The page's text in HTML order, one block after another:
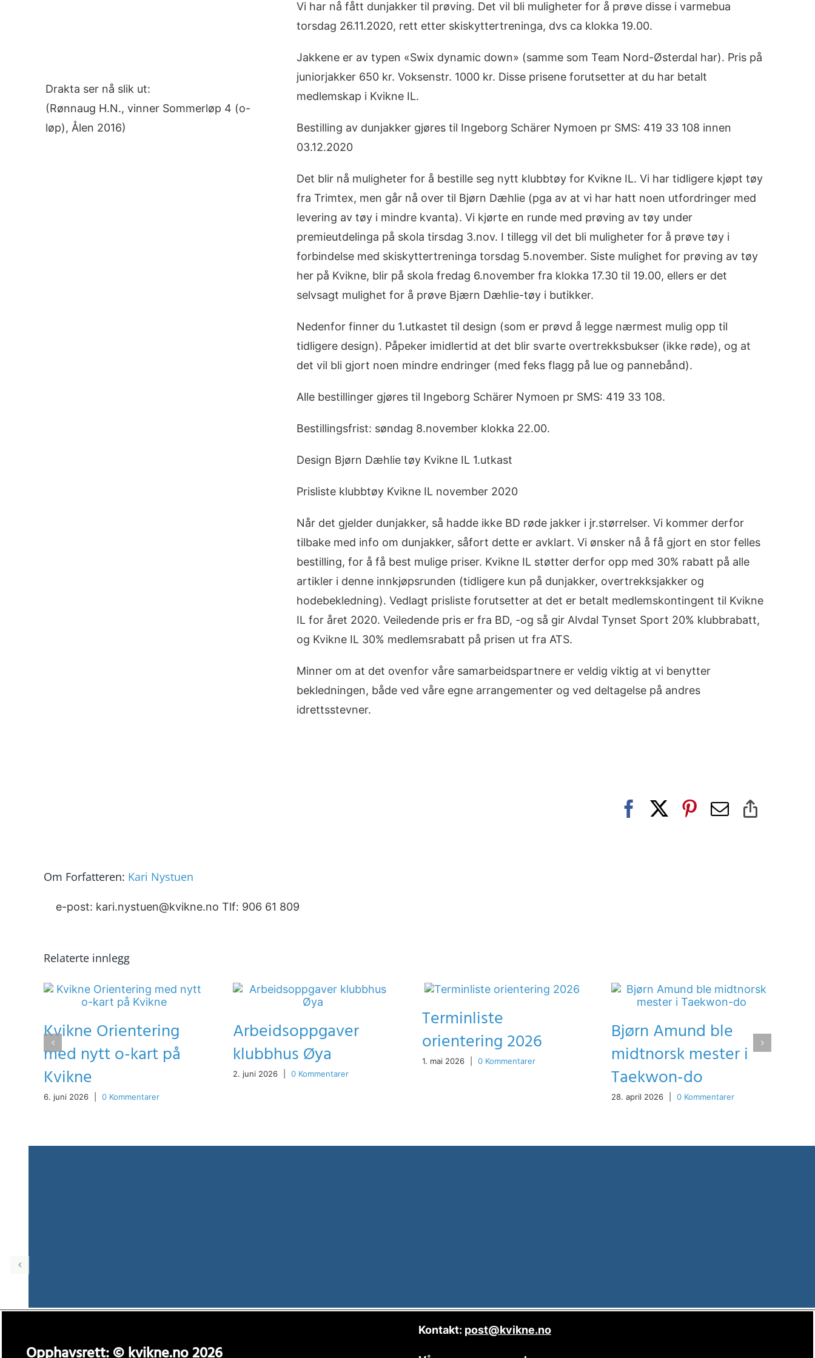
Drakta ser nå slik ut:
(Rønnaug H.N., vinner Sommerløp 4 (o-
løp), Ålen 2016)
Vi har nå fått dunjakker til prøving. Det vil bli muligheter for å prøve disse i varmebua
torsdag 26.11.2020, rett etter skiskyttertreninga, dvs ca klokka 19.00.
Jakkene er av typen «Swix dynamic down» (samme som Team Nord-Østerdal har). Pris på
juniorjakker 650 kr. Voksenstr. 1000 kr. Disse prisene forutsetter at du har betalt
medlemskap i Kvikne IL.
Bestilling av dunjakker gjøres til Ingeborg Schärer Nymoen pr SMS: 419 33 108 innen
03.12.2020
Det blir nå muligheter for å bestille seg nytt klubbtøy for Kvikne IL. Vi har tidligere kjøpt tøy
fra Trimtex, men går nå over til Bjørn Dæhlie (pga av at vi har hatt noen utfordringer med
levering av tøy i mindre kvanta). Vi kjørte en runde med prøving av tøy under
premieutdelinga på skola tirsdag 3.nov. I tillegg vil det bli muligheter for å prøve tøy i
forbindelse med skiskyttertreninga torsdag 5.november. Siste mulighet for prøving av tøy
her på Kvikne, blir på skola fredag 6.november fra klokka 17.30 til 19.00, ellers er det
selvsagt mulighet for å prøve Bjærn Dæhlie-tøy i butikker.
Nedenfor finner du 1.utkastet til design (som er prøvd å legge nærmest mulig opp til
tidligere design). Påpeker imidlertid at det blir svarte overtrekksbukser (ikke røde), og at
det vil bli gjort noen mindre endringer (med feks flagg på lue og pannebånd).
Alle bestillinger gjøres til Ingeborg Schärer Nymoen pr SMS: 419 33 108.
Bestillingsfrist: søndag 8.november klokka 22.00.
Design Bjørn Dæhlie tøy Kvikne IL 1.utkast
Prisliste klubbtøy Kvikne IL november 2020
Når det gjelder dunjakker, så hadde ikke BD røde jakker i jr.størrelser. Vi kommer derfor
tilbake med info om dunjakker, såfort dette er avklart. Vi ønsker nå å få gjort en stor felles
bestilling, for å få best mulige priser. Kvikne IL støtter derfor opp med 30% rabatt på alle
artikler i denne innkjøpsrunden (tidligere kun på dunjakker, overtrekksjakker og
hodebekledning). Vedlagt prisliste forutsetter at det er betalt medlemskontingent til Kvikne
IL for året 2020. Veiledende pris er fra BD, -og så gir Alvdal Tynset Sport 20% klubbrabatt,
og Kvikne IL 30% medlemsrabatt på prisen ut fra ATS.
Minner om at det ovenfor våre samarbeidspartnere er veldig viktig at vi benytter
bekledningen, både ved våre egne arrangementer og ved deltagelse på andres
idrettsstevner.
Facebook Pinterest
E-
Om Forfatteren: Kari Nystuen
e-post: kari.nystuen@kvikne.no Tlf: 906 61 809
Relaterte innlegg
Kvikne Orientering
med nytt o-kart på
Kvikne
6. juni 2026 0 Kommentarer
Arbeidsoppgaver
klubbhus Øya
2. juni 2026 0 Kommentarer
Terminliste
orientering 2026
1. mai 2026 0 Kommentarer
Bjørn Amund ble
midtnorsk mester i
Taekwon-do
28. april 2026 0 Kommentarer
Kontakt: post@kvikne.no